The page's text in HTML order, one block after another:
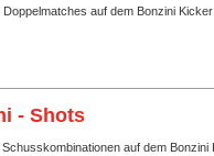
Doppelmatches auf dem Bonzini Kicker
- Shots
auf dem Bonzini